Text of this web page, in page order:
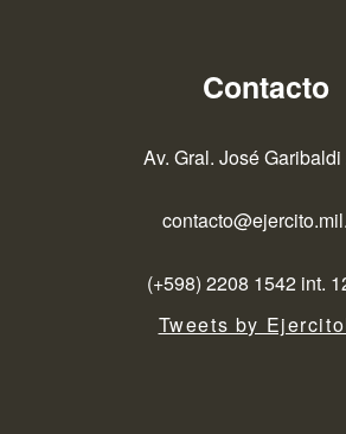
Contacto
Av. Gral. José
(+598) 2208 1542 int.
Tweets by